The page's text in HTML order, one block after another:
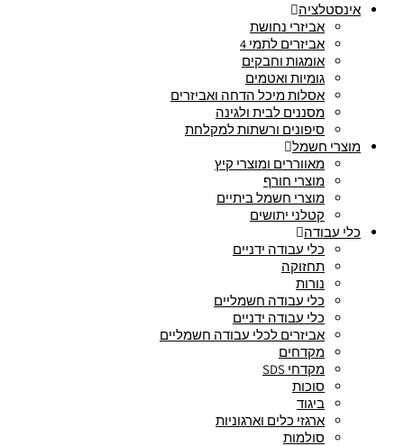
אינסטלציה
אביזרי נחושת
אביזרים לתמי 4
אומגות וחבקים
גומיות ואטמים
אסלות מיכל הדחה ואביזרים
מסננים לבית ולגינה
סיפונים ורשתות למקלחת
מוצרי חשמל
מאווררים ומוצרי קיץ
מוצרי חורף
מוצרי חשמל ביתיים
קטלני יתושים
כלי עבודה
כלי עבודה ידניים
תחזוקה
נורות
כלי עבודה חשמליים
כלי עבודה ידניים
אביזרים לכלי עבודה חשמליים
מקדחים
מקדחי SDS
סוכות
ביגוד
ארגזי כלים וארגוניות
סולמות